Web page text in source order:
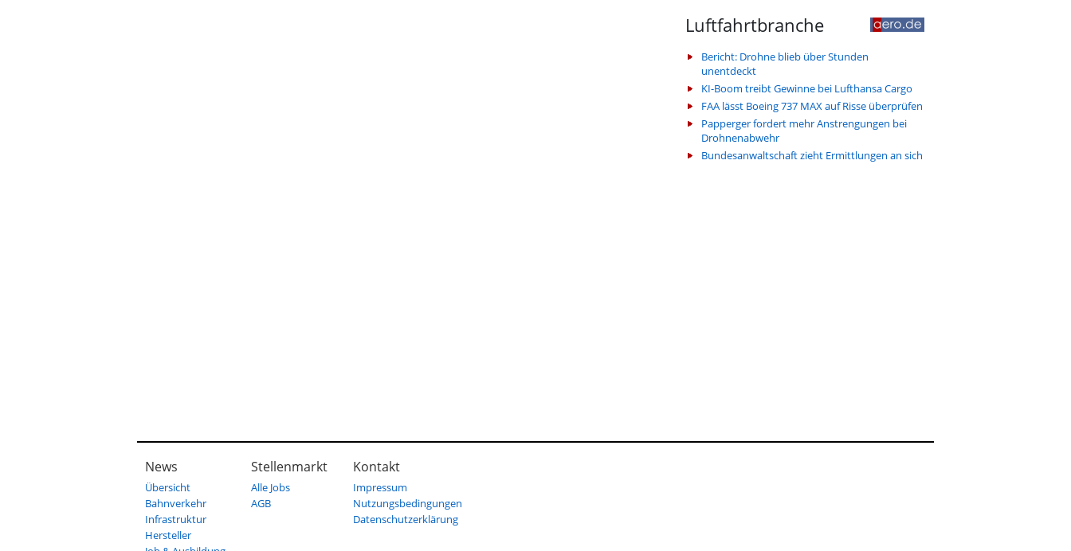
Luftfahrtbranche
Bericht: Drohne blieb über Stunden
unentdeckt
KI-Boom treibt Gewinne bei Lufthansa Cargo
FAA lässt Boeing 737 MAX auf Risse überprüfen
Papperger fordert mehr Anstrengungen bei
Drohnenabwehr
Bundesanwaltschaft zieht Ermittlungen an sich
News
Übersicht
Bahnverkehr
Infrastruktur
Hersteller
Stellenmarkt
Alle Jobs
AGB
Kontakt
Impressum
Nutzungsbedingungen
Datenschutzerklärung